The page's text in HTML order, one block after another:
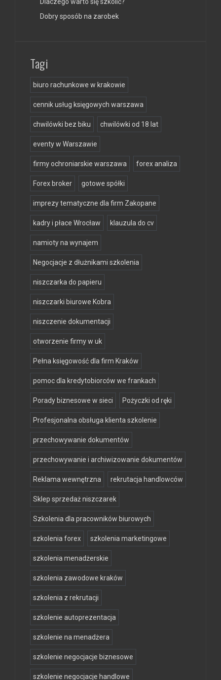
Dobry sposób na zarobek
Tagi
biuro rachunkowe w krakowie
cennik usług księgowych warszawa
chwilówki bez biku chwilówki od 18 lat
eventy w Warszawie
firmy ochroniarskie warszawa forex analiza
Forex broker gotowe spółki
imprezy tematyczne dla firm Zakopane
kadry i płace Wrocław klauzula do cv
namioty na wynajem
Negocjacje z dłużnikami szkolenia
niszczarka do papieru
niszczarki biurowe Kobra
niszczenie dokumentacji
otworzenie firmy w uk
Pełna księgowość dla firm Kraków
pomoc dla kredytobiorców we frankach
Porady biznesowe w sieci Pożyczki od ręki
Profesjonalna obsługa klienta szkolenie
przechowywanie dokumentów
przechowywanie i archiwizowanie dokumentów
Reklama wewnętrzna rekrutacja handlowców
Sklep sprzedaż niszczarek
Szkolenia dla pracowników biurowych
szkolenia forex szkolenia marketingowe
szkolenia menadżerskie
szkolenia zawodowe kraków
szkolenia z rekrutacji
szkolenie autoprezentacja
szkolenie na menadżera
szkolenie negocjacje biznesowe
szkolenie negocjacje handlowe